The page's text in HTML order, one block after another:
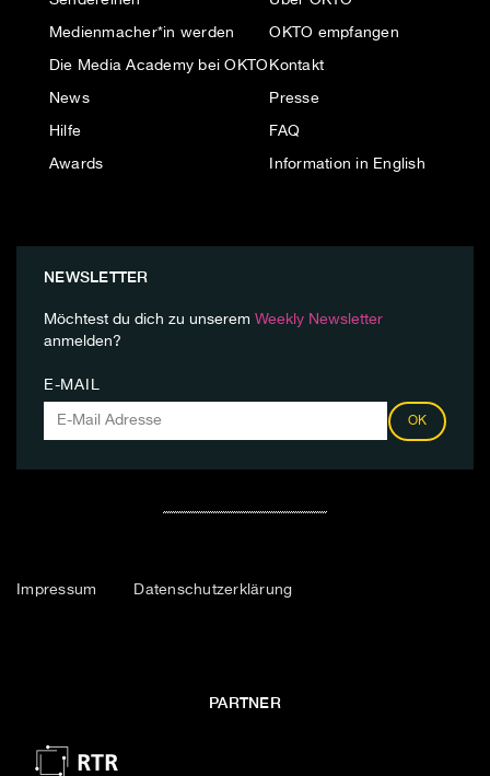
Medienmacher*in werden
Die Media Academy bei OKTO
News
Hilfe
Awards
OKTO empfangen
Kontakt
Presse
FAQ
Information in English
NEWSLETTER
Möchtest du dich zu unserem Weekly Newsletter
anmelden?
E-MAIL
OK
Impressum Datenschutzerklärung
PARTNER